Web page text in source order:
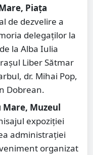
Piața
de dezvelire a
delegaților la
la Alba Iulia
Liber Sătmar
dr. Mihai Pop,
Dobrean.
Muzeul
expoziției
administrației
organizat